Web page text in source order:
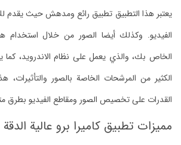
يعتبر هذا التطبيق تطبيق رائع ومدهش حيث يقدم
الفيديو. وكذلك أيضا الصور من خلال استخدام
الخاص بك، والذي يعمل على نظام الاندرويد، كما
الكثير من المرشحات الخاصة بالصور والتأثيرات،
القدرات على تخصيص الصور ومقاطع الفيديو بطرق
مميزات تطبيق كاميرا برو عالية الدقة